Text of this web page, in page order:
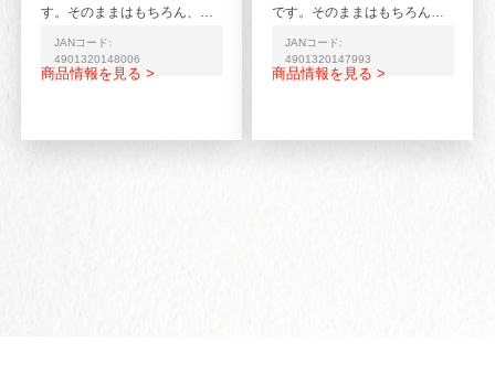
す。そのままはもちろん、サ
ぼホタテ®」はカネテツデ...
JANコード:
4901320148006
商品情報を見る >
です。そのままはもちろん、
「ほぼタラバ™」はカネテツ...
JANコード:
4901320147993
商品情報を見る >